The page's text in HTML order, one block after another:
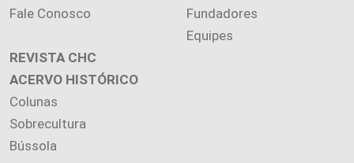
Fale Conosco
Fundadores
Equipes
REVISTA CHC
ACERVO HISTÓRICO
Colunas
Sobrecultura
Bússola